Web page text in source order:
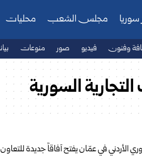
سوريا مجلس الشعب محليات
وفنون فيديو صور منوعات
التجارية السورية